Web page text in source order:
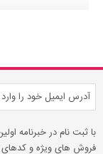
با ثبت نام در خبرنامه
فروش های ویژه و کدهای